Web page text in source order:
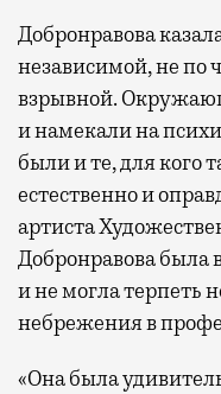
Добронравова
независимой, не по
взрывной.
и намекали на
были и те, для кого
естественно и
артиста
Добронравова была
и не могла терпеть
небрежения в
«Она была